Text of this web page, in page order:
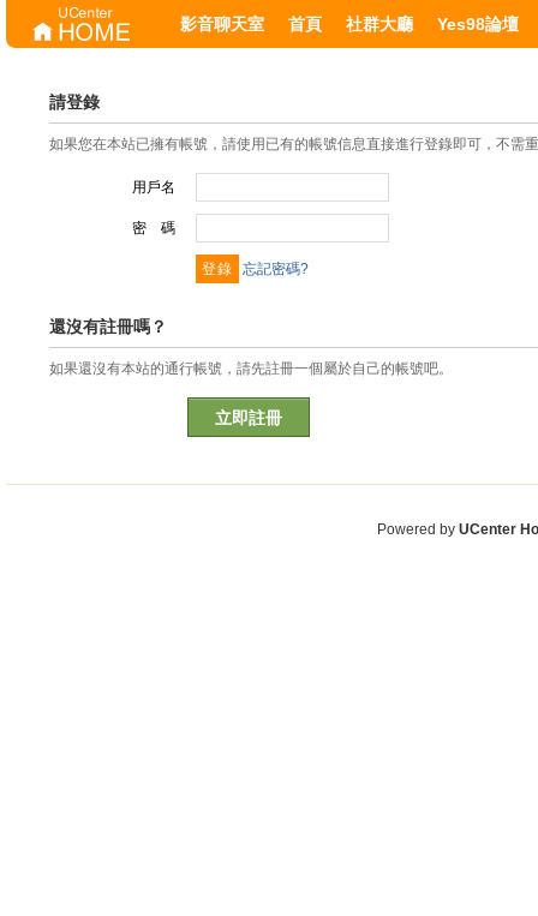
影音聊天室 首頁 社群大廳 Yes98論壇
請登錄
如果您在本站已擁有帳號，請使用已有的帳號信息直接進行登錄即可，不需
用戶名
密 碼
忘記密碼?
還沒有註冊嗎？
如果還沒有本站的通行帳號，請先註冊一個屬於自己的帳號吧。
立即註冊
Powered by UCenter